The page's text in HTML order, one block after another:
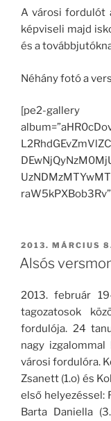
A városi fordulót
képviseli majd
és a
Néhány fotó a
[pe2-gallery
BEKÜLDVE:
2013. MÁRCIUS
Alsós
2013. február
tagozatosok
fordulója. 24
nagy
városi fordulóra.
Zsanett (1.o) és
első helyezéssel:
Barta Daniella